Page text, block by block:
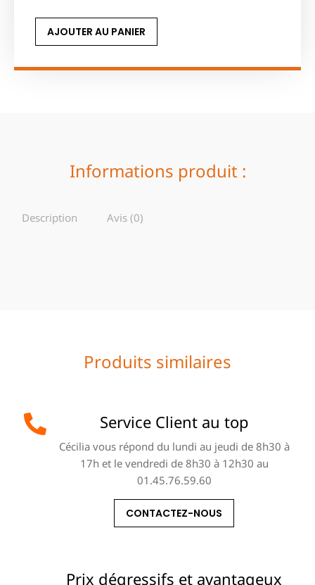
AJOUTER AU PANIER
Informations produit :
Description Avis (0)
Produits similaires
Service Client au top
Cécilia vous répond du lundi au jeudi de 8h30 à
17h et le vendredi de 8h30 à 12h30 au
01.45.76.59.60
CONTACTEZ-NOUS
Prix dégressifs et avantageux